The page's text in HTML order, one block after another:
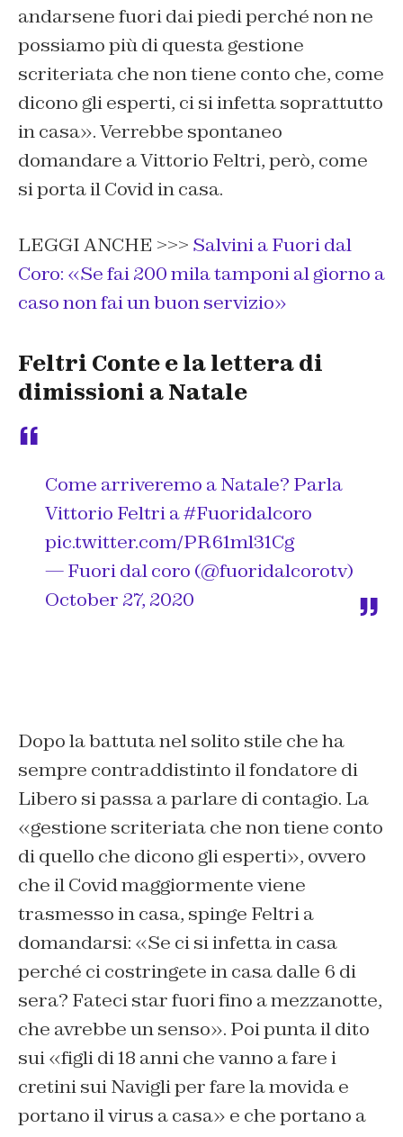
andarsene fuori dai piedi perché non ne
possiamo più di questa gestione
scriteriata che non tiene conto che, come
dicono gli esperti, ci si infetta soprattutto
in casa». Verrebbe spontaneo
domandare a Vittorio Feltri, però, come
si porta il Covid in casa.
LEGGI ANCHE >>> Salvini a Fuori dal
Coro: «Se fai 200 mila tamponi al giorno a
caso non fai un buon servizio»
Feltri Conte e la lettera di
dimissioni a Natale
Come arriveremo a Natale? Parla
Vittorio Feltri a#Fuoridalcoro
pic.twitter.com/PR61ml31Cg
— Fuori dal coro (@fuoridalcorotv)
October 27, 2020
Dopo la battuta nel solito stile che ha
sempre contraddistinto il fondatore di
Libero si passa a parlare di contagio. La
«gestione scriteriata che non tiene conto
di quello che dicono gli esperti», ovvero
che il Covid maggiormente viene
trasmesso in casa, spinge Feltri a
domandarsi: «Se ci si infetta in casa
perché ci costringete in casa dalle 6 di
sera? Fateci star fuori fino a mezzanotte,
che avrebbe un senso». Poi punta il dito
sui «figli di 18 anni che vanno a fare i
cretini sui Navigli per fare la movida e
portano il virus a casa» e che portano a